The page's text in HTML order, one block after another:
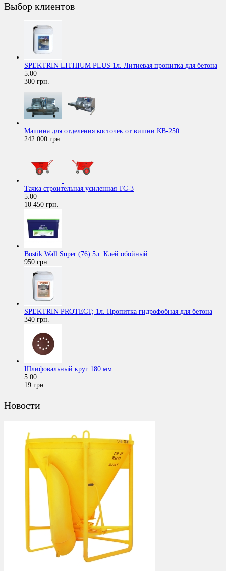
Выбор клиентов
SPEKTRIN LITHIUM PLUS 1л. Литиевая пропитка для бетона
5.00
300 грн.
Машина для отделения косточек от вишни КВ-250
242 000 грн.
Тачка строительная усиленная ТС-3
5.00
10 450 грн.
Bostik Wall Super (76) 5л. Клей обойный
950 грн.
SPEKTRIN PROTECT; 1л. Пропитка гидрофобная для бетона
340 грн.
Шлифовальный круг 180 мм
5.00
19 грн.
Новости